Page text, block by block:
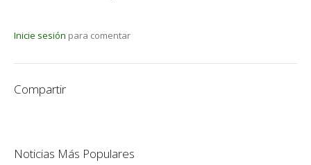
Inicie sesión para comentar
Compartir
Noticias Más Populares